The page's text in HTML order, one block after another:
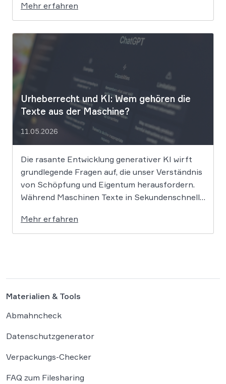
die Rechte ihrer Mitglieder verteidigen. Dem
Unternehmen hinter der populären KI-Musik-
App werden massive
Urheberrechtsverletzungen vorgeworfen. Die
entscheidende Frage lautet: Durfte Suno […]
Mehr erfahren
Urheberrecht und KI: Wem gehören die
Texte aus der Maschine?
11.05.2026
Die rasante Entwicklung generativer KI wirft
grundlegende Fragen auf, die unser Verständnis
von Schöpfung und Eigentum herausfordern.
Während Maschinen Texte in Sekundenschnelle
die Antwort, ob und wie diese Werke geschützt
sind: Ein Problem, das längst nicht nur Juristen,
Mehr erfahren
Materialien & Tools
Abmahncheck
Datenschutzgenerator
Verpackungs-Checker
FAQ zum Filesharing